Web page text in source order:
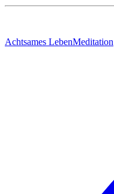
Achtsames LebenMeditation